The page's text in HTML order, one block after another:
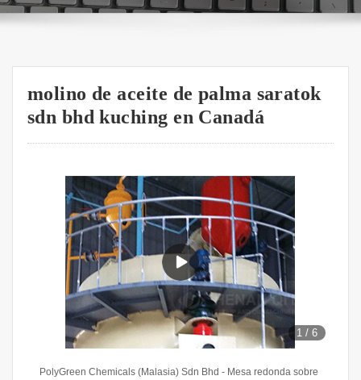
molino de aceite de palma saratok
sdn bhd kuching en Canadá
1 /6
PolyGreen Chemicals (Malasia) Sdn Bhd - Mesa redonda sobre